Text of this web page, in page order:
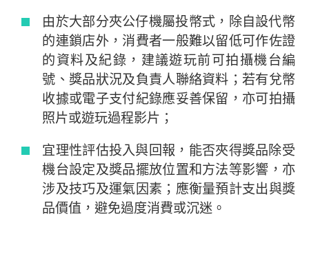
由於大部分夾公仔機屬投幣式，除自設代幣
的連鎖店外，消費者一般難以留低可作佐證
的資料及紀錄，建議遊玩前可拍攝機台編
號、獎品狀況及負責人聯絡資料；若有兌幣
收據或電子支付紀錄應妥善保留，亦可拍攝
照片或遊玩過程影片；
宜理性評估投入與回報，能否夾得獎品除受
機台設定及獎品擺放位置和方法等影響，亦
涉及技巧及運氣因素；應衡量預計支出與獎
品價值，避免過度消費或沉迷。